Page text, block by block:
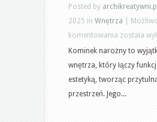
Posted by archikreatywni.pl
2025 in Wnętrza
komentowania Aranżacja
kominka
narożnego:
stylowe
pomysły
została
Kominek narożny to
wnętrza, który łączy
estetyką, tworząc
przestrzeń. Jego...